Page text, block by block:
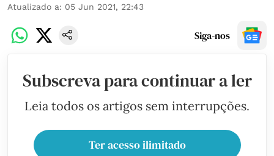
Atualizado a: 05 Jun 2021, 22:43
Siga-nos
Subscreva para continuar a ler
Leia todos os artigos sem interrupções.
Ter acesso ilimitado